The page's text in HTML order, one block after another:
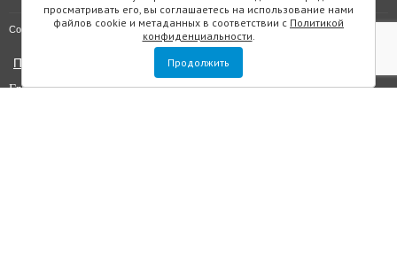
просматривать его, вы соглашаетесь на использование нами
файлов cookie и метаданных в соответствии с Политикой
конфиденциальности.
Продолжить
Copyright © "Инмарин" Карта сайта
Политика конфиденциальности
Главный редактор Маслова Е.О.